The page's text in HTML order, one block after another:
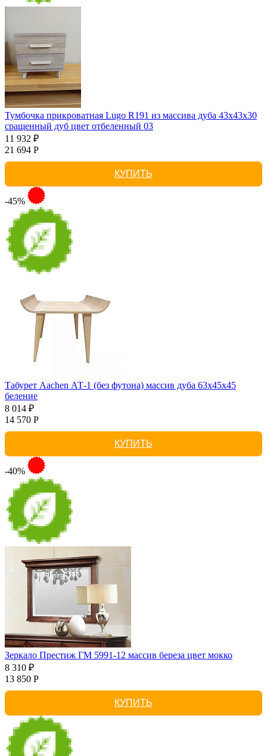
Тумбочка прикроватная Lugo R191 из массива дуба 43х43х30
сращенный дуб цвет отбеленный 03
11 932 ₽
21 694 Р
КУПИТЬ
-45%
Табурет Aachen АТ-1 (без футона) массив дуба 63х45х45
беление
8 014 ₽
14 570 Р
КУПИТЬ
-40%
Зеркало Престиж ГМ 5991-12 массив береза цвет мокко
8 310 ₽
13 850 Р
КУПИТЬ